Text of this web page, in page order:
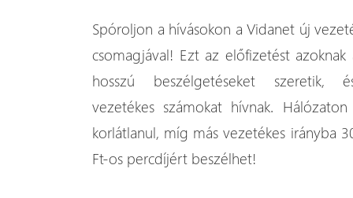
Spóroljon a hívásokon a Vidanet új
csomagjával! Ezt az előfizetést azoknak
hosszú beszélgetéseket szeretik,
vezetékes számokat hívnak.
korlátlanul, míg más vezetékes irányba
Ft-os percdíjért beszélhet!